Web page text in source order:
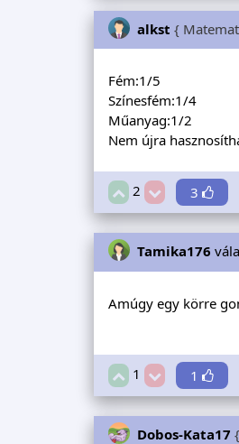
alkst {
Fém:1/5
Színesfém:1/4
Műanyag:1/2
Nem újra
2 3
Tamika176
Amúgy egy körre
1 1
Dobos-Kata17